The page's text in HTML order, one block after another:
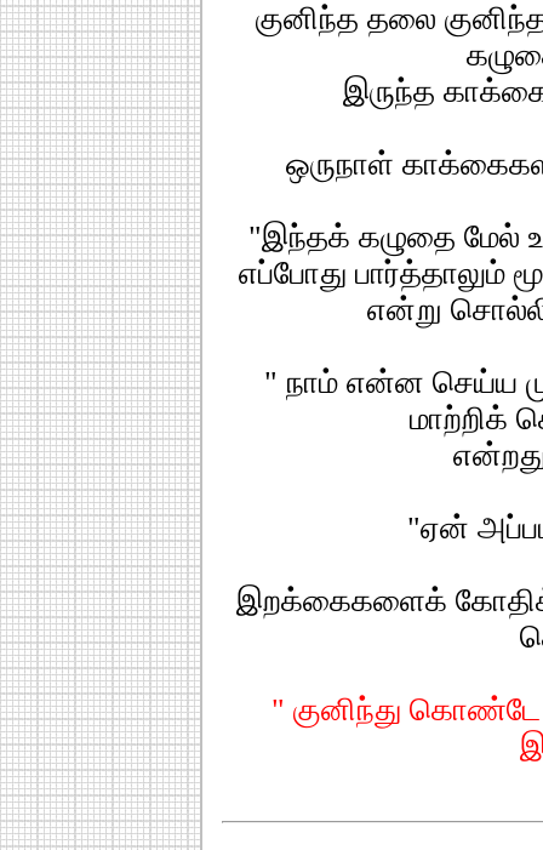
குனிந்த தலை
இருந்த
ஒருநாள்
"இந்தக் கழுதை மேல்
எப்போது பார்த்தாலும்
என்று
" நாம் என்ன செய்ய
மாற்றிக்
"ஏன்
இறக்கைகளைக்
" குனிந்து